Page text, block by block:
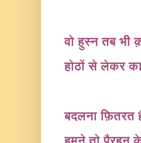
वो हुस्न तब भी
होठों से लेकर
बदलना फ़ितरत